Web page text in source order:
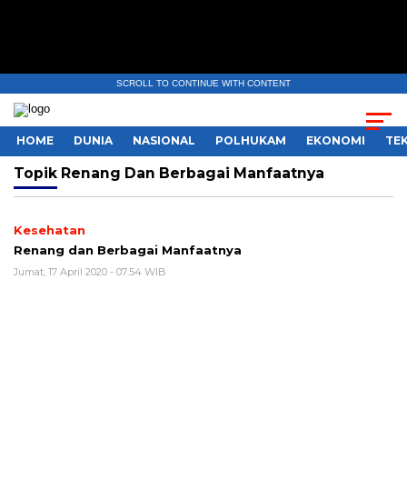
SCROLL TO CONTINUE WITH CONTENT
HOME DUNIA NASIONAL POLHUKAM EKONOMI
Topik Renang Dan Berbagai Manfaatnya
Kesehatan
Renang dan Berbagai Manfaatnya
Jumat, 17 April 2020 - 07:54 WIB